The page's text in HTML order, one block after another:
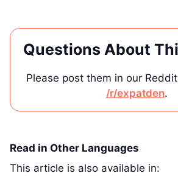
Questions About
Please post them in our
/r/expatden.
Read in Other Languages
This article is also available in: